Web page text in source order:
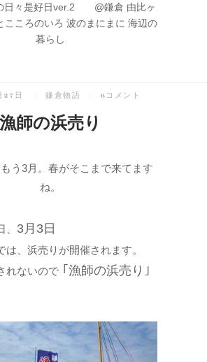
日々是好日ver.2 @鎌倉 由比ヶ
こころのいろ 波のまにまに 海辺の
暮らし
27日 鎌倉物語 6コメント
漁師の浜売り
う3月。春がそこまで来てます
ね。
3月3日
は、浜売りが開催されます。
れないので ｢漁師の浜売り｣